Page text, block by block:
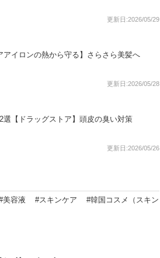
更新日:2026/05/29
イロンの熱から守る】さらさら美髪へ
更新日:2026/05/28
【ドラッグストア】頭皮の臭い対策
更新日:2026/05/26
美容液 #スキンケア
#韓国コスメ（スキン